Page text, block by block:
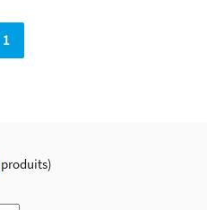
1
produits)